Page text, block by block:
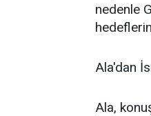
nedenle
Ala'dan
Ala,